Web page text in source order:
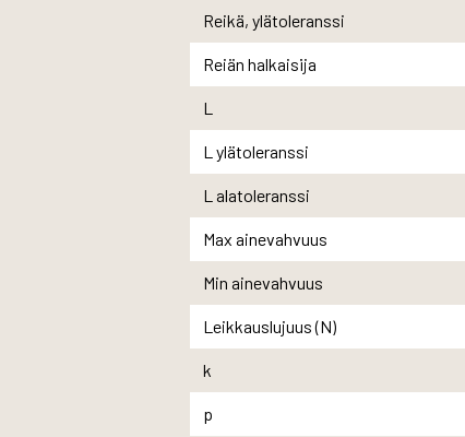
Reikä, ylätoleranssi
Reiän halkaisija
L
L ylätoleranssi
L alatoleranssi
Max ainevahvuus
Min ainevahvuus
Leikkauslujuus (N)
k
p